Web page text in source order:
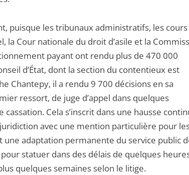
puisque les tribunaux administratifs, les cours
la Cour nationale du droit d’asile et la
payant ont rendu plus de 470 000
d’État, dont la section du contentieux est
Chantepy, il a rendu 9 700 décisions en sa
ressort, de juge d’appel dans quelques
Cela s’inscrit dans une hausse
avec une mention particulière pour
une adaptation permanente du service public
statuer dans des délais de quelques
quelques semaines selon le litige.